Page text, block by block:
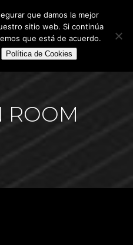
ROOM
que damos la mejor
sitio web. Si continúa
que está de acuerdo.
Política de Cookies